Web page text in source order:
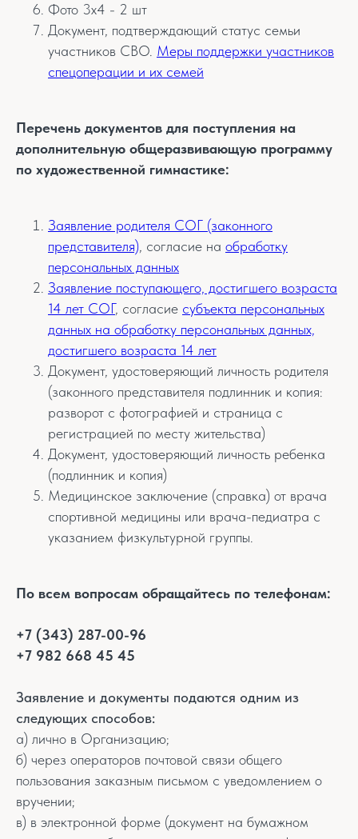
Фото 3х4 - 2 шт
Документ, подтверждающий статус семьи
участников СВО. Меры поддержки участников
спецоперации и их семей
Перечень документов для поступления на
дополнительную общеразвивающую программу
по художественной гимнастике:
Заявление родителя СОГ (законного
представителя) , согласие на обработку
персональных данных
Заявление поступающего, достигшего возраста
14 лет СОГ, согласие субъекта персональных
данных на обработку персональных данных,
достигшего возраста 14 лет
Документ, удостоверяющий личность родителя
(законного представителя подлинник и копия:
разворот с фотографией и страница с
регистрацией по месту жительства)
Документ, удостоверяющий личность ребенка
(подлинник и копия)
Медицинское заключение (справка) от врача
спортивной медицины или врача-педиатра с
указанием физкультурной группы.
По всем вопросам обращайтесь по телефонам:
+7 (343) 287-00-96
+7 982 668 45 45
Заявление и документы подаются одним из
следующих способов:
а) лично в Организацию;
б) через операторов почтовой связи общего
пользования заказным письмом с уведомлением о
вручении;
в) в электронной форме (документ на бумажном